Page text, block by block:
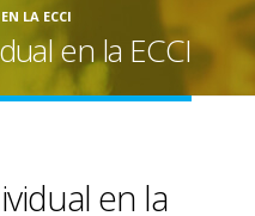
LA ECCI
en la ECCI
en la